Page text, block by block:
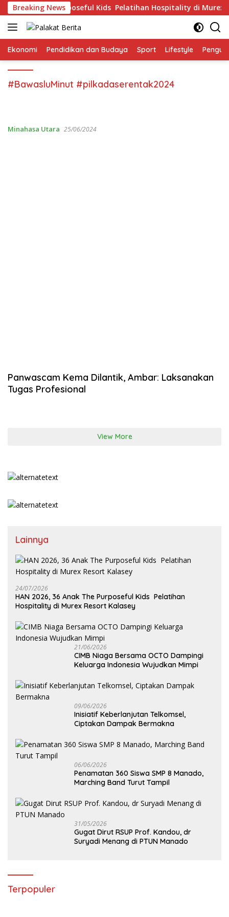
Skip
to
content
Breaking News
36 Anak The Purposeful Kids Pelatihan Hospitality di Murex
Ekonomi Pendidikan dan Budaya Sport Lifestyle
#BawasluMinut #pilkadaserentak2024
Minahasa Utara 25/06/2024
Panwascam Kema Dilantik, Ambar: Laksanakan
Tugas Profesional
View More
Lainnya
24/07/2026
HAN 2026, 36 Anak The Purposeful Kids Pelatihan
Hospitality di Murex Resort Kalasey
21/06/2026
CIMB Niaga Bersama OCTO Dampingi
Keluarga Indonesia Wujudkan Mimpi
09/06/2026
Inisiatif Keberlanjutan Telkomsel,
Ciptakan Dampak Bermakna
06/06/2026
Penamatan 360 Siswa SMP 8 Manado,
Marching Band Turut Tampil
31/05/2026
Gugat Dirut RSUP Prof. Kandou, dr
Suryadi Menang di PTUN Manado
Terpopuler